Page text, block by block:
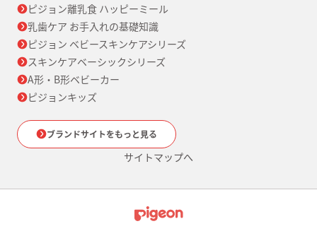
ピジョン離乳食 ハッピーミール
乳歯ケア お手入れの基礎知識
ピジョン ベビースキンケアシリーズ
スキンケアベーシックシリーズ
A形・B形ベビーカー
ピジョンキッズ
ブランドサイトをもっと見る
サイトマップへ